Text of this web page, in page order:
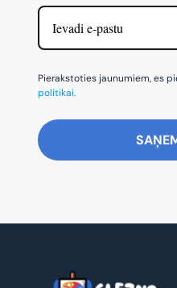
Pierakstoties jaunumiem, es
politikai.